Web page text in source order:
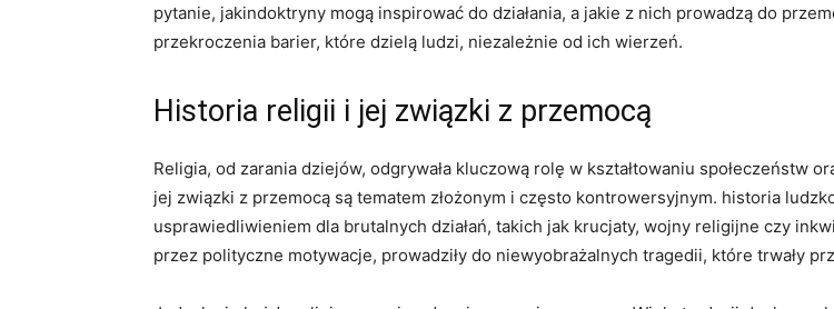
pytanie, jakindoktryny mogą inspirować do działania, a jakie z nich prowadzą ⁣do
przekroczenia‌ barier, które dzielą ludzi,⁤ niezależnie od ich wierzeń.
Historia religii i jej związki z przemocą
Religia, od zarania dziejów, odgrywała kluczową rolę w kształtowaniu społeczeństw
jej związki z‌ przemocą są ⁤tematem złożonym i​ często ‍kontrowersyjnym. ‌historia
usprawiedliwieniem​ dla brutalnych działań, takich jak⁢ krucjaty, wojny ⁤religijne czy
przez polityczne motywacje, prowadziły‍ do niewyobrażalnych tragedii,⁢ które ⁤trwały